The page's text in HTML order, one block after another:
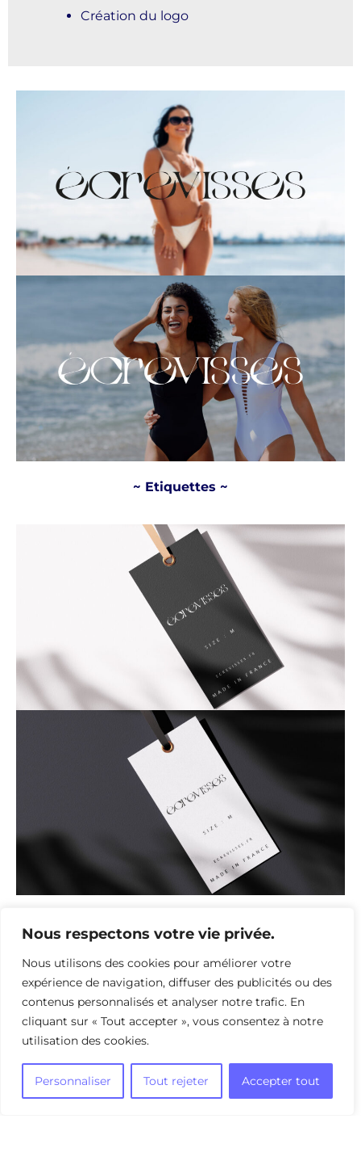
Nous respectons votre vie privée.
Nous utilisons des cookies pour améliorer votre
expérience de navigation, diffuser des publicités ou des
contenus personnalisés et analyser notre trafic. En
cliquant sur « Tout accepter », vous consentez à notre
utilisation des cookies.
Personnaliser Tout rejeter Accepter tout
Création du logo
~ Etiquettes ~
Un projet ?
On en discute autour d'un
thé (ou d'un café) ?
Contactez-moi